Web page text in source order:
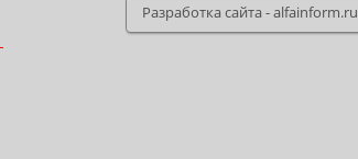
Разработка сайта - alfainform.ru